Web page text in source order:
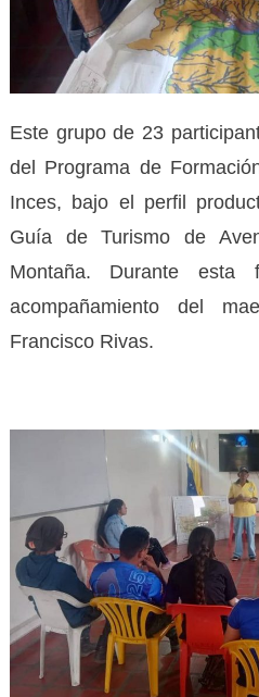
Este grupo de 23
del Programa de
Inces, bajo el perfil
Guía de Turismo de
Montaña. Durante esta
acompañamiento del
Francisco Rivas.